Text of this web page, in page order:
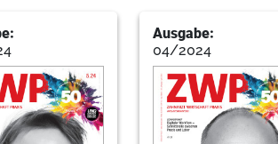
Ausgabe:
04/2024